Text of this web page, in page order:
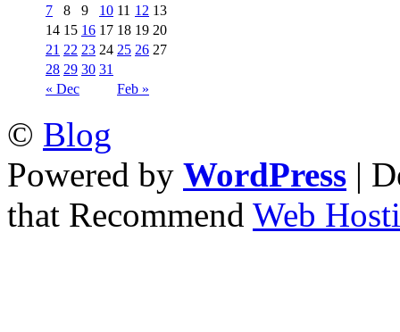
« Dec Feb »
7
8 9 10 11 12 13
14 15 16 17 18 19 20
21 22 23 24 25 26 27
28 29 30 31
© Blog
Powered by WordPress |
that Recommend Web